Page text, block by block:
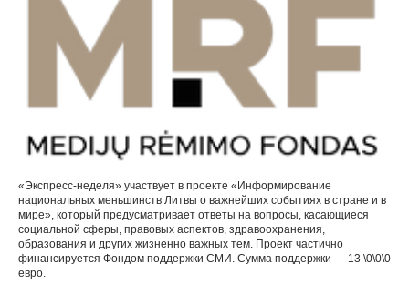
«Экспресс-неделя» участвует в проекте «Информирование
национальных меньшинств Литвы о важнейших событиях в стране и в
мире», который предусматривает ответы на вопросы, касающиеся
социальной сферы, правовых аспектов, здравоохранения,
образования и других жизненно важных тем. Проект частично
финансируется Фондом поддержки СМИ. Сумма поддержки — 13 \0\0\0
евро.